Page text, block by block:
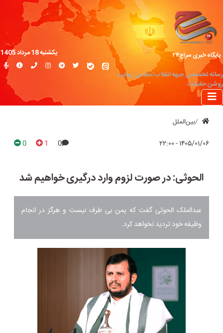
پایگاه خبری سراج۲۴
رسانه تخصصی جبهه انقلاب اسلامی؛ روایت
روشن حقیقت
یکشنبه 18 مرداد 1405
بین‌الملل
۱۴۰۵/۰۱/۰۶ - ۲۲:۰۰ 0
1
0
الحوثی: در صورت لزوم وارد درگیری خواهیم شد
عبدالملک الحوثی گفت که یمن بی طرف نیست و هرگز در انجام
وظیفه خود تردید نخواهد کرد.